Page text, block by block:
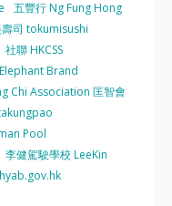
五豐行 Ng Fung Hong
司 tokumisushi
社聯 HKCSS
Brand
Chi Association 匡智會
Pool
李健駕駛學校 LeeKin